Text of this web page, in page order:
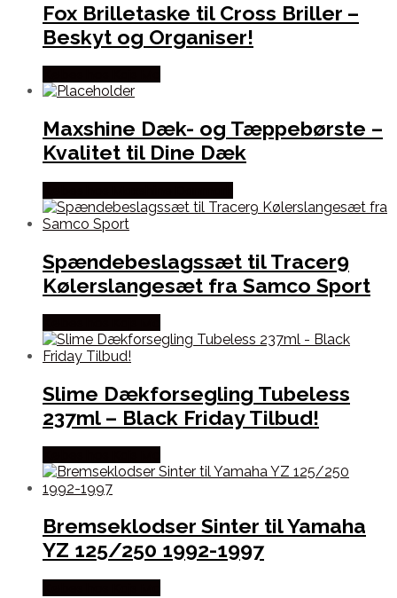
Fox Brilletaske til Cross Briller –
Beskyt og Organiser!
Maxshine Dæk- og Tæppebørste –
Kvalitet til Dine Dæk
Spændebeslagssæt til Tracer9
Kølerslangesæt fra Samco Sport
Slime Dækforsegling Tubeless
237ml – Black Friday Tilbud!
Bremseklodser Sinter til Yamaha
YZ 125/250 1992-1997